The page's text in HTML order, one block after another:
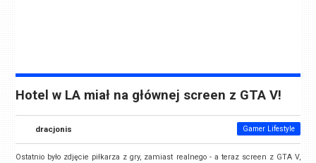
Hotel w LA miał na głównej screen z GTA V!
dracjonis Gamer Lifestyle
Ostatnio było zdjęcie piłkarza z gry, zamiast realnego - a teraz screen z GTA V,